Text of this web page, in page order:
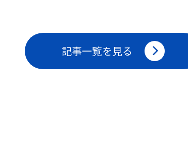
記事一覧を見る